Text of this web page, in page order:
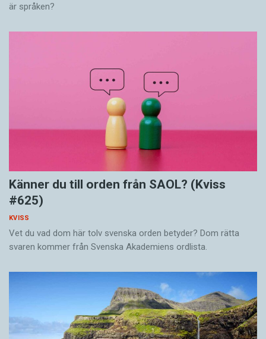
är språken?
Känner du till orden från SAOL? (Kviss
#625)
KVISS
Vet du vad dom här tolv svenska orden betyder? Dom rätta
svaren kommer från Svenska Akademiens ordlista.